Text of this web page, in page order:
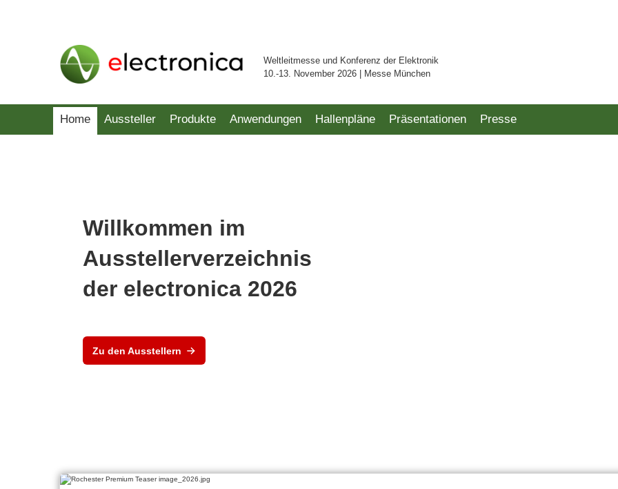
Weltleitmesse und Konferenz der Elektronik
10.-13. November 2026 | Messe München
Home Aussteller Produkte Anwendungen Hallenpläne Präsentationen Presse
Willkommen im
Ausstellerverzeichnis
der electronica 2026
Zu den Ausstellern